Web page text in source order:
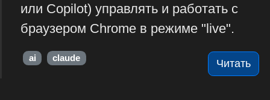
или Copilot) управлять и работать с
браузером Chrome в режиме "live".
Читать
ai claude